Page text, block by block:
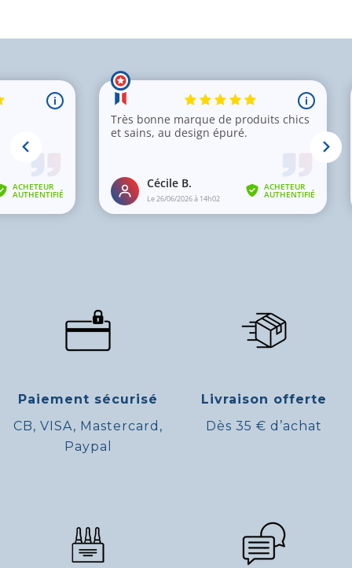
Paiement sécurisé
CB, VISA, Mastercard,
Paypal
Livraison offerte
Dès 35 € d’achat